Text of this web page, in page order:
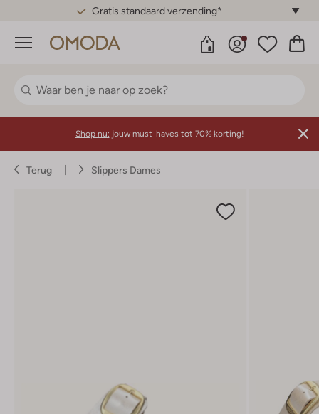
Gratis standaard verzending*
Menu
Shop nu: jouw must-haves tot 70% korting!
Terug Slippers Dames